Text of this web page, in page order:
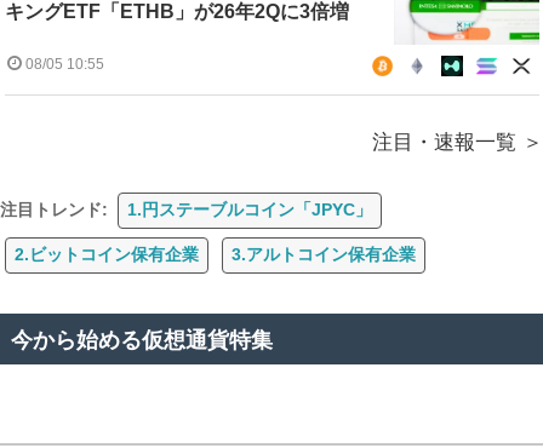
キングETF「ETHB」が26年2Qに3倍増
08/05 10:55
注目・速報一覧
注目トレンド: 1.円ステーブルコイン「JPYC」
2.ビットコイン保有企業 3.アルトコイン保有企業
今から始める仮想通貨特集